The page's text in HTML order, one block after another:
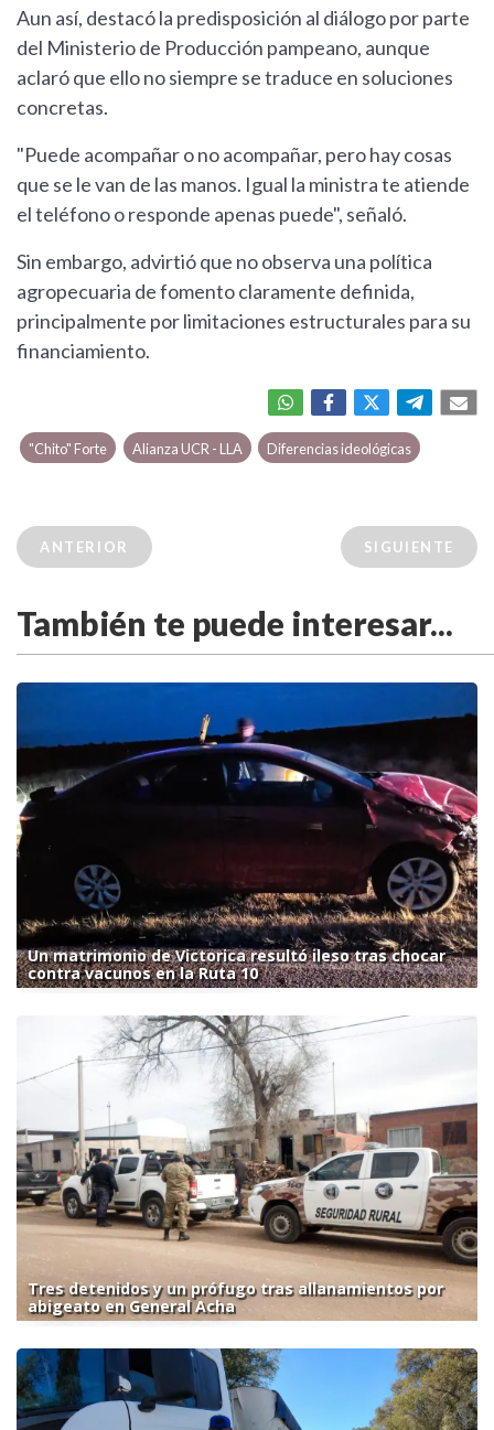
Aun así, destacó la predisposición al diálogo por parte
del Ministerio de Producción pampeano, aunque
aclaró que ello no siempre se traduce en soluciones
concretas.
"Puede acompañar o no acompañar, pero hay cosas
que se le van de las manos. Igual la ministra te atiende
el teléfono o responde apenas puede", señaló.
Sin embargo, advirtió que no observa una política
agropecuaria de fomento claramente definida,
principalmente por limitaciones estructurales para su
financiamiento.
"Chito" Forte Alianza UCR - LLA Diferencias ideológicas
ANTERIOR SIGUIENTE
También te puede interesar...
Un matrimonio de Victorica resultó ileso tras chocar
contra vacunos en la Ruta 10
Tres detenidos y un prófugo tras allanamientos por
abigeato en General Acha